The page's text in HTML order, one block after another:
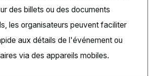
des billets ou des documents
les organisateurs peuvent faciliter
aux détails de l'événement ou
via des appareils mobiles.